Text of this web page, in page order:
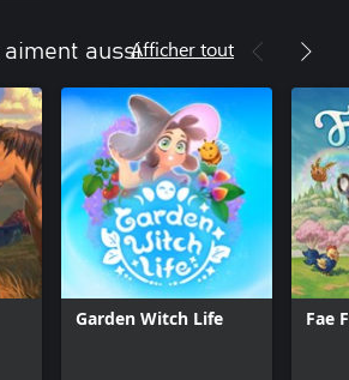
aussiAfficher tout
Garden Witch Life Fae